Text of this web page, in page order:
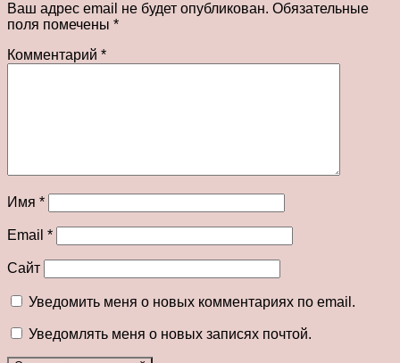
Ваш адрес email не будет опубликован. Обязательные
поля помечены *
Комментарий *
Имя *
Email *
Сайт
Уведомить меня о новых комментариях по email.
Уведомлять меня о новых записях почтой.